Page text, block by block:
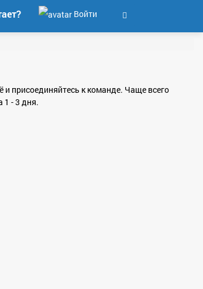
Войти
и присоединяйтесь к команде. Чаще всего
1 - 3 дня.